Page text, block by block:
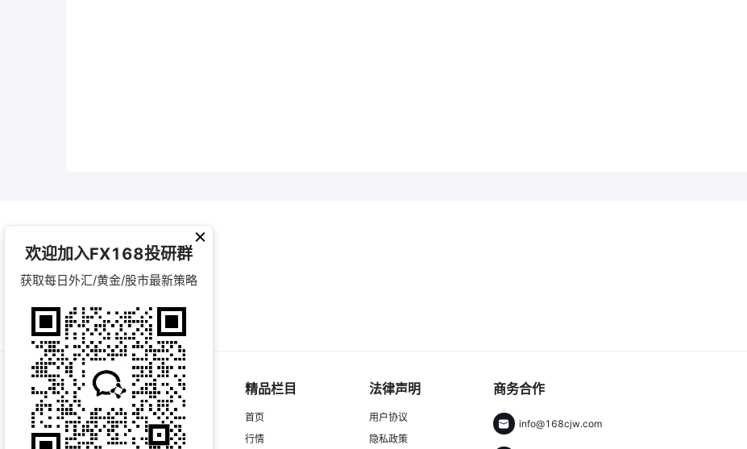
欢迎加入FX168投研群
获取每日外汇/黄金/股市最新策略
精品栏目
首页
行情
法律声明
用户协议
隐私政策
商务合作
info@168cjw.com